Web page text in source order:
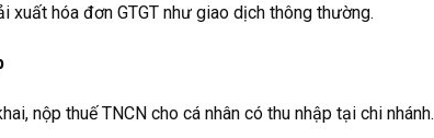
hóa đơn GTGT như giao dịch thông thường.
nộp thuế TNCN cho cá nhân có thu nhập tại chi nhánh.